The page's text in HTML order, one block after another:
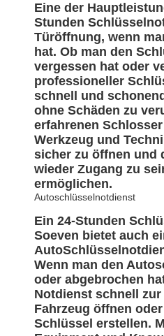
Eine der
Stunden
Türöffnung, wenn
hat. Ob man den
vergessen hat oder
professioneller
schnell und
ohne Schäden zu
erfahrenen
Werkzeug und
sicher zu öffnen und
wieder Zugang zu
ermöglichen.
Autoschlüsselnotdienst
Ein 24-Stunden
Soeven bietet auch
Wenn man den
oder abgebrochen
Notdienst schnell
Fahrzeug öffnen
Schlüssel erstellen.